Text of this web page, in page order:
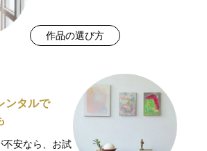
作品の選び方
ンタルで
不安なら、お試